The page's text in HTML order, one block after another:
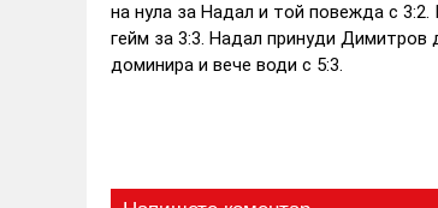
на нула за Надал и той повежда с 3:2.
гейм за 3:3. Надал принуди Димитров
доминира и вече води с 5:3.